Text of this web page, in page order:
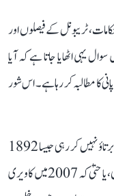
ٹریبونل کے فیصلوں اور
یہی اٹھایا جاتا ہے کہ آیا
کا مطالبہ کر رہا ہے۔ اس شور
مصنف اور ناقد او کے جانی کہتے ہیں، ’’کاویری اب ویسا برتاؤ نہیں کر رہی جیسا 1892
اور 1924 کے نوآبادیاتی معاہدوں کے وقت کرتی تھی، یا حتیٰ کہ 2007 میں کاویری